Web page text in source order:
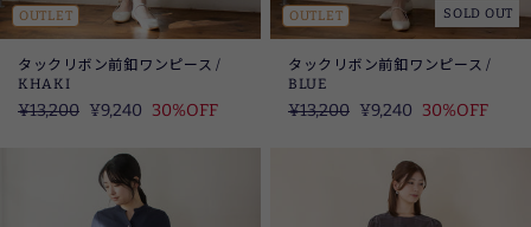
OUTLET
タックリボン前釦ワンピース /
KHAKI
定
¥13,200 SALE
¥9,240 30%OFF
OUTLET SOLD OUT
タックリボン前釦ワンピース /
BLUE
定
¥13,200 SALE
¥9,240 30%OFF